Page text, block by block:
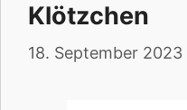
Klötzchen
18. September 2023